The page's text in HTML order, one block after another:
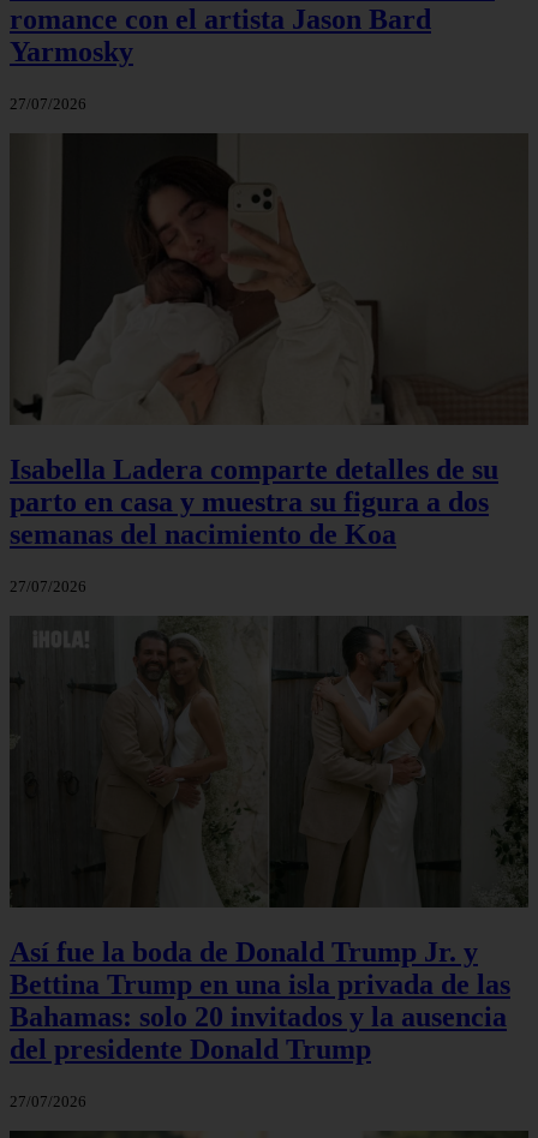
romance con el artista Jason Bard
Yarmosky
27/07/2026
Isabella Ladera comparte detalles de su
parto en casa y muestra su figura a dos
semanas del nacimiento de Koa
27/07/2026
Así fue la boda de Donald Trump Jr. y
Bettina Trump en una isla privada de las
Bahamas: solo 20 invitados y la ausencia
del presidente Donald Trump
27/07/2026